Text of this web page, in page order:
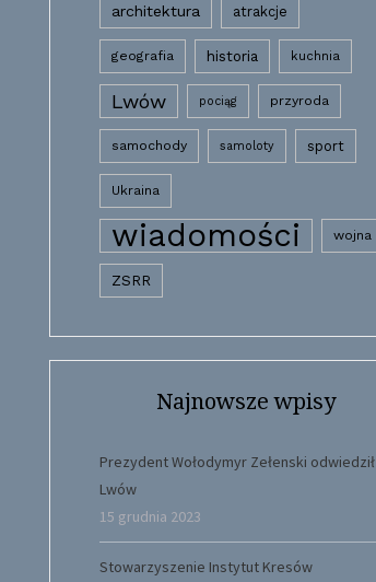
architektura atrakcje
geografia historia kuchnia
Lwów pociąg przyroda
samochody samoloty sport
Ukraina
wiadomości wojna
ZSRR
Najnowsze wpisy
Prezydent Wołodymyr Zełenski odwiedził
Lwów
15 grudnia 2023
Stowarzyszenie Instytut Kresów